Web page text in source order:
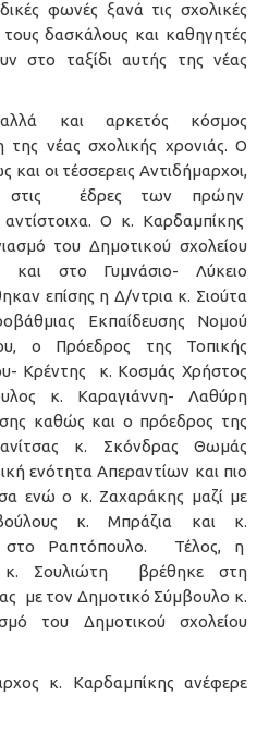
φωνές ξανά τις σχολικές
δασκάλους και καθηγητές
στο ταξίδι αυτής της νέας
αλλά και αρκετός κόσμος
της νέας σχολικής χρονιάς. Ο
οι τέσσερεις Αντιδήμαρχοι,
έδρες των πρώην
Ο κ. Καρδαμπίκης
του Δημοτικού σχολείου
και στο Γυμνάσιο- Λύκειο
επίσης η Δ/ντρια κ. Σιούτα
Εκπαίδευσης Νομού
ο Πρόεδρος της Τοπικής
Κρέντης κ. Κοσμάς Χρήστος
κ. Καραγιάννη- Λαθύρη
καθώς και ο πρόεδρος της
κ. Σκόνδρας Θωμάς
ενότητα Απεραντίων και πιο
ενώ ο κ. Ζαχαράκης μαζί με
κ. Μπράζια και κ.
στο Ραπτόπουλο. Τέλος, η
κ. Σουλιώτη βρέθηκε στη
με τον Δημοτικό Σύμβουλο κ.
του Δημοτικού σχολείου
κ. Καρδαμπίκης ανέφερε